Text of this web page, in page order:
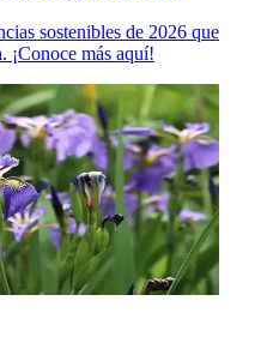
sostenibles de 2026 que
¡Conoce más aquí!